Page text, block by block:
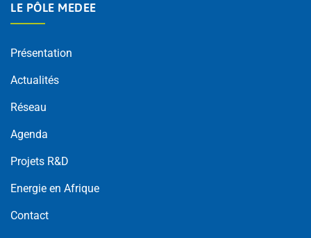
LE PÔLE MEDEE
Présentation
Actualités
Réseau
Agenda
Projets R&D
Energie en Afrique
Contact